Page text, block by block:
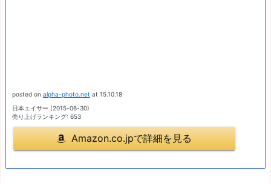
posted on alpha-photo.net at 15.10.18
日本エイサー (2015-06-30)
売り上げランキング: 653
Amazon.co.jpで詳細を見る